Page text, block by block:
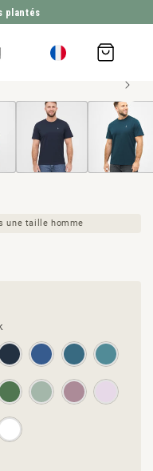
CONTENU
plantés
Panier
d'achat
LE PRODUIT
une taille homme